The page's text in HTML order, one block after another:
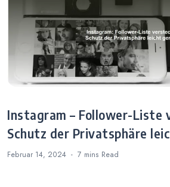
Instagram – Follower-Liste
Schutz der Privatsphäre
Februar 14, 2024 7 mins Read